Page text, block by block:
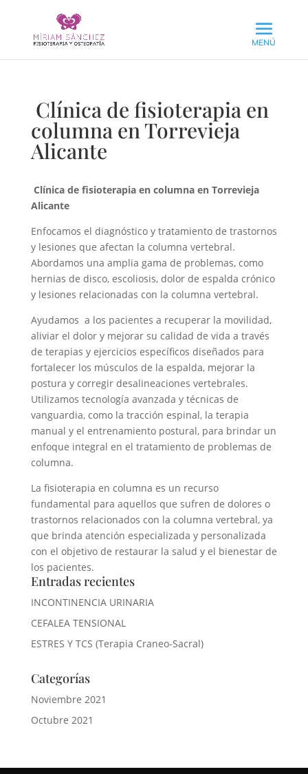
Clínica de fisioterapia en
columna en Torrevieja
Alicante
Clínica de fisioterapia en columna en Torrevieja
Alicante
Enfocamos el diagnóstico y tratamiento de trastornos
y lesiones que afectan la columna vertebral.
Abordamos una amplia gama de problemas, como
hernias de disco, escoliosis, dolor de espalda crónico
y lesiones relacionadas con la columna vertebral.
Ayudamos a los pacientes a recuperar la movilidad,
aliviar el dolor y mejorar su calidad de vida a través
de terapias y ejercicios específicos diseñados para
fortalecer los músculos de la espalda, mejorar la
postura y corregir desalineaciones vertebrales.
Utilizamos tecnología avanzada y técnicas de
vanguardia, como la tracción espinal, la terapia
manual y el entrenamiento postural, para brindar un
enfoque integral en el tratamiento de problemas de
columna.
La fisioterapia en columna es un recurso
fundamental para aquellos que sufren de dolores o
trastornos relacionados con la columna vertebral, ya
que brinda atención especializada y personalizada
con el objetivo de restaurar la salud y el bienestar de
los pacientes.
Entradas recientes
INCONTINENCIA URINARIA
CEFALEA TENSIONAL
ESTRES Y TCS (Terapia Craneo-Sacral)
Categorías
Noviembre 2021
Octubre 2021